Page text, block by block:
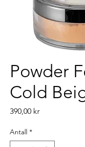
Powder
Cold
390,00 krPris
Antall *